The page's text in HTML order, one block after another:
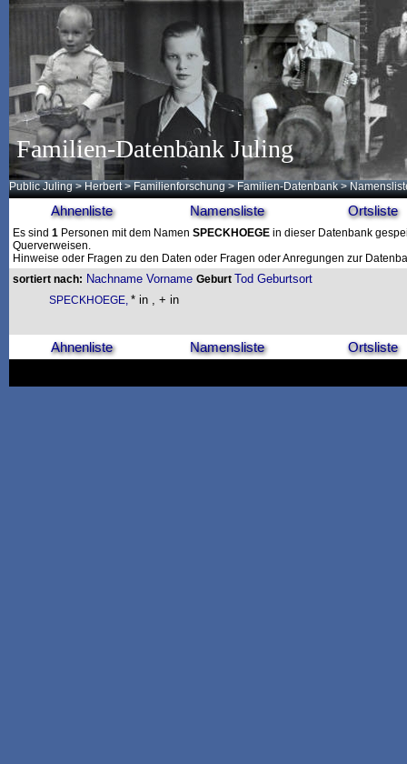
Familien-Datenbank Juling
Public Juling >Herbert >Familienforschung >Familien-Datenbank >
Ahnenliste Namensliste Ortsliste
Es sind 1 Personen mit dem Namen SPECKHOEGE in dieser Datenbank
Querverweisen.
Hinweise oder Fragen zu den Daten oder Fragen oder Anregungen zur
sortiert nach: Nachname Vorname Geburt Tod Geburtsort
SPECKHOEGE, * in , + in
Ahnenliste Namensliste Ortsliste